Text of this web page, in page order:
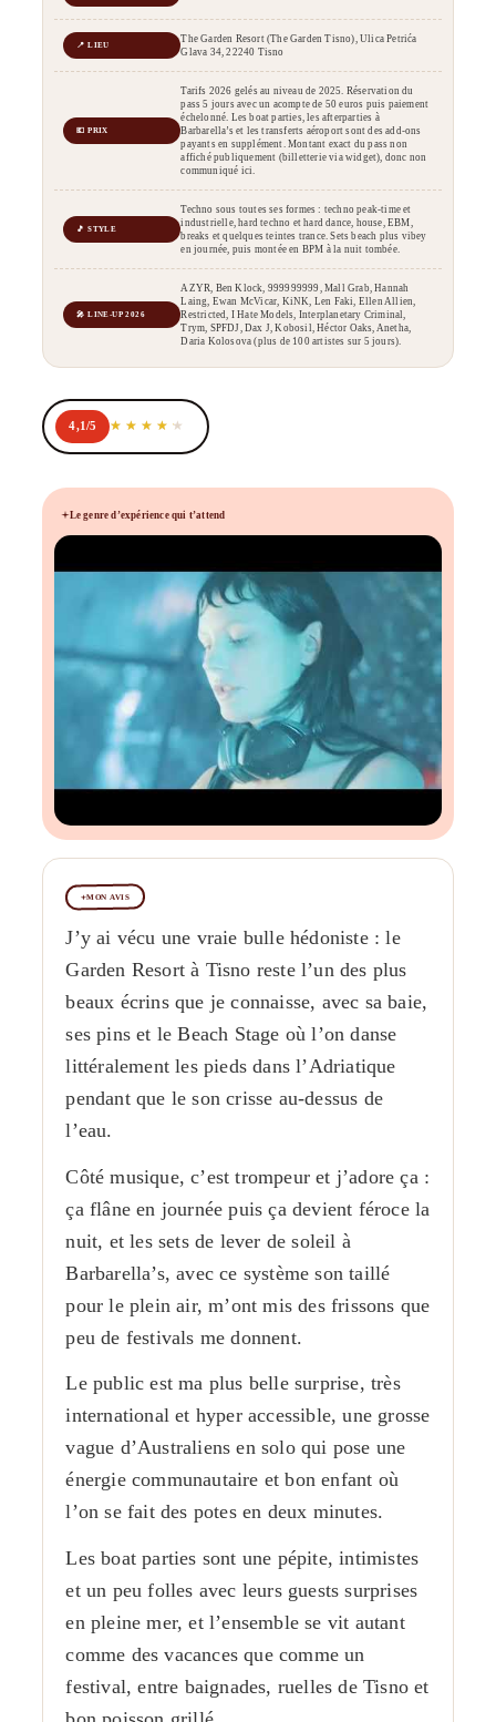
📍 LIEU
The Garden Resort (The Garden Tisno), Ulica Petrića
Glava 34, 22240 Tisno
💶 PRIX
Tarifs 2026 gelés au niveau de 2025. Réservation du
pass 5 jours avec un acompte de 50 euros puis paiement
échelonné. Les boat parties, les afterparties à
Barbarella’s et les transferts aéroport sont des add-ons
payants en supplément. Montant exact du pass non
affiché publiquement (billetterie via widget), donc non
communiqué ici.
🎵 STYLE
Techno sous toutes ses formes : techno peak-time et
industrielle, hard techno et hard dance, house, EBM,
breaks et quelques teintes trance. Sets beach plus vibey
en journée, puis montée en BPM à la nuit tombée.
🎤 LINE-UP 2026
AZYR, Ben Klock, 999999999, Mall Grab, Hannah
Laing, Ewan McVicar, KiNK, Len Faki, Ellen Allien,
Restricted, I Hate Models, Interplanetary Criminal,
Trym, SPFDJ, Dax J, Kobosil, Héctor Oaks, Anetha,
Daria Kolosova (plus de 100 artistes sur 5 jours).
4,1/5
Le genre d’expérience qui t’attend
MON AVIS
J’y ai vécu une vraie bulle hédoniste : le
Garden Resort à Tisno reste l’un des plus
beaux écrins que je connaisse, avec sa baie,
ses pins et le Beach Stage où l’on danse
littéralement les pieds dans l’Adriatique
pendant que le son crisse au-dessus de
l’eau.
Côté musique, c’est trompeur et j’adore ça :
ça flâne en journée puis ça devient féroce la
nuit, et les sets de lever de soleil à
Barbarella’s, avec ce système son taillé
pour le plein air, m’ont mis des frissons que
peu de festivals me donnent.
Le public est ma plus belle surprise, très
international et hyper accessible, une grosse
vague d’Australiens en solo qui pose une
énergie communautaire et bon enfant où
l’on se fait des potes en deux minutes.
Les boat parties sont une pépite, intimistes
et un peu folles avec leurs guests surprises
en pleine mer, et l’ensemble se vit autant
comme des vacances que comme un
festival, entre baignades, ruelles de Tisno et